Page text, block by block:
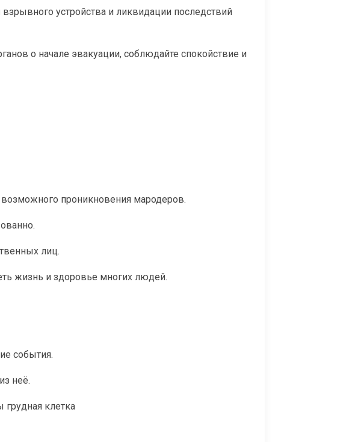
устройства и ликвидации последствий
о начале эвакуации, соблюдайте спокойствие и
проникновения мародеров.
лиц.
жизнь и здоровье многих людей.
события.
неё.
грудная клетка